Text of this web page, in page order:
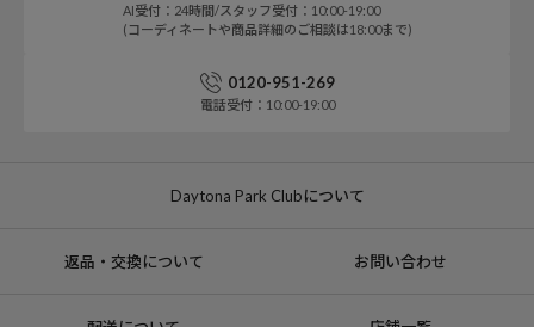
AI受付：24時間/スタッフ受付：10:00-19:00
(コーディネートや商品詳細のご相談は18:00まで)
0120-951-269
電話受付：10:00-19:00
Daytona Park Clubについて
返品・交換について お問い合わせ